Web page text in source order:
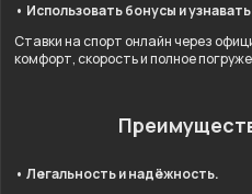
• Использовать бонусы и
Ставки на спорт онлайн через
комфорт, скорость и полное
• Легальность и надёжность.